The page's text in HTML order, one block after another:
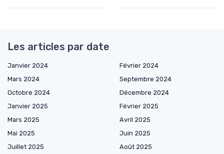
Les articles par date
Janvier 2024
Février 2024
Mars 2024
Septembre 2024
Octobre 2024
Décembre 2024
Janvier 2025
Février 2025
Mars 2025
Avril 2025
Mai 2025
Juin 2025
Juillet 2025
Août 2025